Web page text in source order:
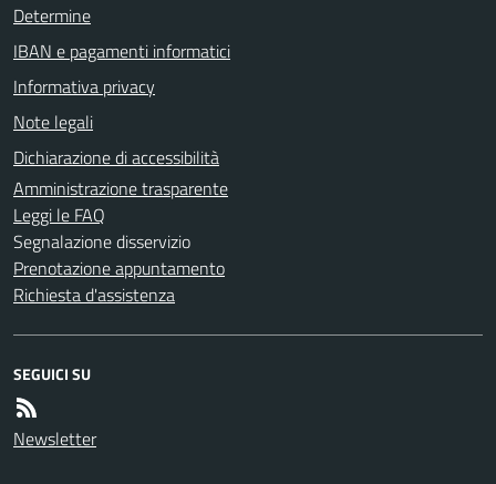
Determine
IBAN e pagamenti informatici
Informativa privacy
Note legali
Dichiarazione di accessibilità
Amministrazione trasparente
Leggi le FAQ
Segnalazione disservizio
Prenotazione appuntamento
Richiesta d'assistenza
SEGUICI SU
Newsletter